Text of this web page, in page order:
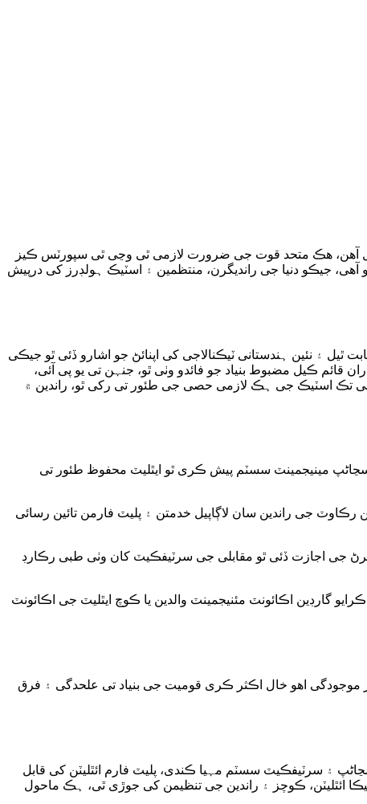
آھن، ھڪ متحد قوت جی ضرورت لازمی ٿی وڃی ٿی سپورٽس ڪیز
آھی، جیڪو دنیا جی راندیگرن، منتظمین ۽ اسٽیڪ ہولڊرز کی درپیش
۽ نئین ہندستانی ٽیڪنالاجی کی اپنائڻ جو اشارو ڏئی ٿو جیڪی
ڪیل مضبوط بنیاد جو فائدو وٺی ٿو، جنہن تی یو پی آئی،
تڪ اسٽیڪ جی ہڪ لازمی حصی جی طئور تی رکی ٿو، راندین ۾
مینیجمینٽ سسٽم پیش ڪری ٿو ایٿلیٽ محفوظ طئور تی
جی راندین سان لاڳاپیل خدمتن ۽ پلیٽ فارمن تائین رسائی
جی اجازت ڏئی ٿو مقابلی جی سرٽیفڪیٽ کان وٺی طبی رڪارڊ
گارڊین اڪائونٽ مئنیجمینٽ والدین یا ڪوچ ایٿلیٽ جی اڪائونٽ
اھو خال اڪثر ڪری قومیت جی بنیاد تی علحدگی ۽ فرق
۽ سرٽیفڪیٽ سسٽم مہیا ڪندی، پلیٽ فارم ائٿلیٽن کی قابل
ائٿلیٽن، ڪوچز ۽ راندین جی تنظیمن کی جوڙی ٿی، ہڪ ماحول